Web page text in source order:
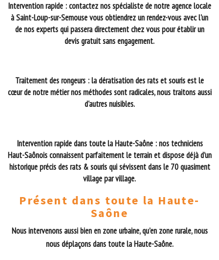
Intervention rapide : contactez nos spécialiste de notre agence locale
à Saint-Loup-sur-Semouse vous obtiendrez un rendez-vous avec l'un
de nos experts qui passera directement chez vous pour établir un
devis gratuit sans engagement.
Traitement des rongeurs : la dératisation des rats et souris est le
cœur de notre métier nos méthodes sont radicales, nous traitons aussi
d'autres nuisibles.
Intervention rapide dans toute la Haute-Saône : nos techniciens
Haut-Saônois connaissent parfaitement le terrain et dispose déjà d’un
historique précis des rats & souris qui sévissent dans le 70 quasiment
village par village.
Présent dans toute la Haute-
Saône
Nous intervenons aussi bien en zone urbaine, qu’en zone rurale, nous
nous déplaçons dans toute la Haute-Saône.